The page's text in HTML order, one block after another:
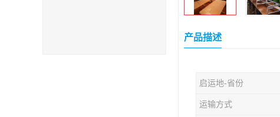
产品描述
启运地-省份
运输方式